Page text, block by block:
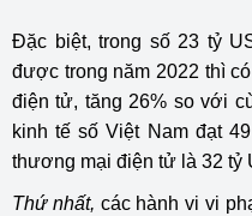
Đặc biệt, trong số 23 tỷ
được trong năm 2022 thì
điện tử, tăng 26% so với
kinh tế số Việt Nam đạt
thương mại điện tử là 32 tỷ
Thứ nhất, các hành vi vi